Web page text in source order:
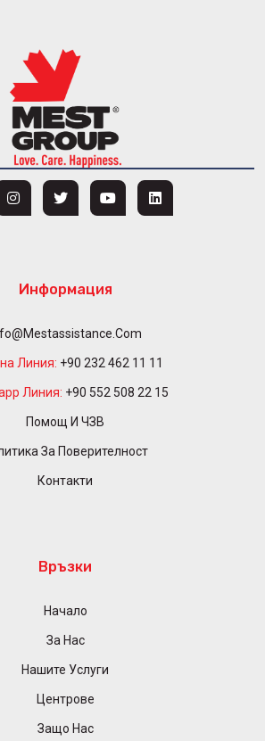
Информация
Линия: +90 232 462 11 11
Линия: +90 552 508 22 15
Помощ И ЧЗВ
За Поверителност
Контакти
Връзки
Начало
За Нас
Нашите Услуги
Центрове
Защо Нас